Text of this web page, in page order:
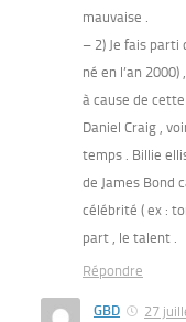
mauvaise .
– 2) Je fais parti
né en l’an
à cause de
Daniel Craig ,
temps . Billie
de James Bond
célébrité ( ex :
part , le talent .
Répondre
GBD
27